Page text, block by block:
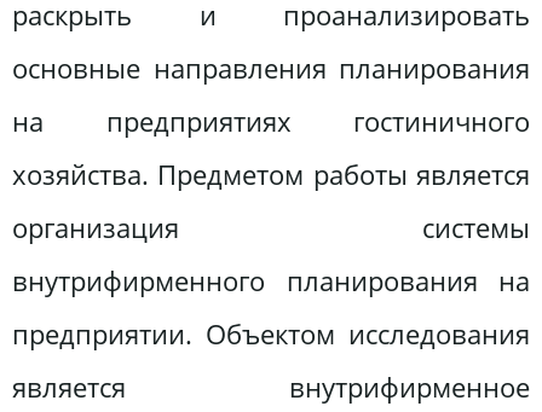
раскрыть и проанализировать
основные направления планирования
на предприятиях гостиничного
хозяйства. Предметом работы является
организация системы
внутрифирменного планирования на
предприятии. Объектом исследования
является внутрифирменное